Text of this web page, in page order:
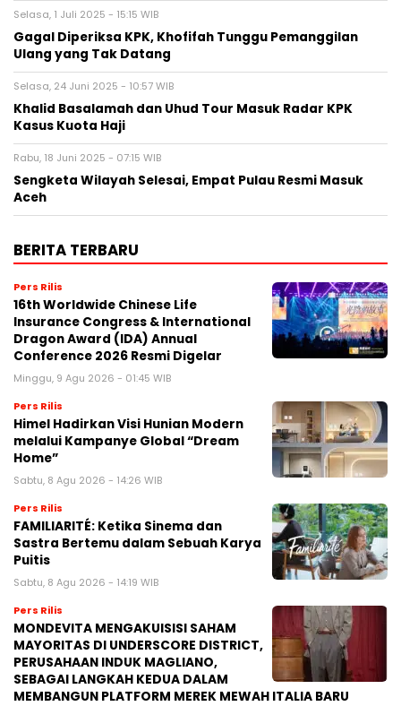
Selasa, 1 Juli 2025 - 15:15 WIB
Gagal Diperiksa KPK, Khofifah Tunggu Pemanggilan
Ulang yang Tak Datang
Selasa, 24 Juni 2025 - 10:57 WIB
Khalid Basalamah dan Uhud Tour Masuk Radar KPK
Kasus Kuota Haji
Rabu, 18 Juni 2025 - 07:15 WIB
Sengketa Wilayah Selesai, Empat Pulau Resmi Masuk
Aceh
BERITA TERBARU
Pers Rilis
16th Worldwide Chinese Life
Insurance Congress & International
Dragon Award (IDA) Annual
Conference 2026 Resmi Digelar
Minggu, 9 Agu 2026 - 01:45 WIB
Pers Rilis
Himel Hadirkan Visi Hunian Modern
melalui Kampanye Global “Dream
Home”
Sabtu, 8 Agu 2026 - 14:26 WIB
Pers Rilis
FAMILIARITÉ: Ketika Sinema dan
Sastra Bertemu dalam Sebuah Karya
Puitis
Sabtu, 8 Agu 2026 - 14:19 WIB
Pers Rilis
MONDEVITA MENGAKUISISI SAHAM
MAYORITAS DI UNDERSCORE DISTRICT,
PERUSAHAAN INDUK MAGLIANO,
SEBAGAI LANGKAH KEDUA DALAM
MEMBANGUN PLATFORM MEREK MEWAH ITALIA BARU